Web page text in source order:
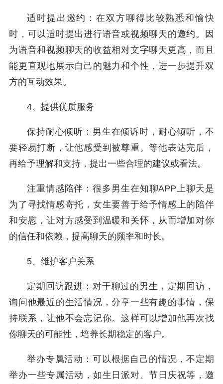
适时提出邀约：在双方聊得比较熟悉和愉快
时，可以适时提出进行语音或视频聊天的邀约。因
为语音和视频聊天的收益相对文字聊天更高，而且
能更直观地展示自己的魅力和个性，进一步提升双
方的互动效果。
4、提供优质服务
保持耐心倾听：男生在倾诉时，耐心倾听，不
要轻易打断，让他感受到被尊重。等他表达完后，
再给予理解和支持，提出一些合理的建议或看法。
注重情感陪伴：很多男生在知聊APP上聊天是
为了寻找情感寄托，女生要善于给予情感上的陪伴
和安慰，让对方感受到温暖和关怀，从而增加对你
的信任和依赖，提高聊天的频率和时长。
5、维护客户关系
定期回访跟进：对于聊过的男生，定期回访，
询问他最近的生活情况，分享一些有趣的事情，保
持联系，让他不会忘记你。这样可以增加他再次找
你聊天的可能性，培养长期稳定的客户。
举办专属活动：可以根据自己的情况，不定期
举办一些专属活动，如生日派对、节日庆祝等，邀